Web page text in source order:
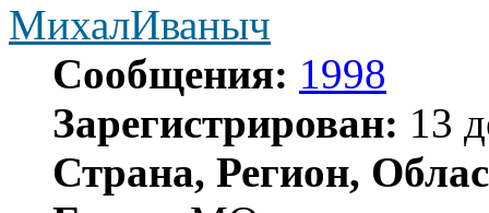
МихалИваныч
Сообщения: 1998
Зарегистрирован: 13
Страна, Регион,